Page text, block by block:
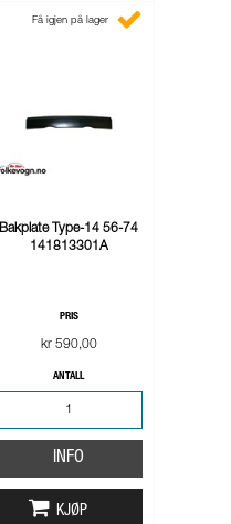
Få igjen på lager
Bakplate Type-14 56-74
141813301A
PRIS
kr 590,00
ANTALL
INFO
KJØP